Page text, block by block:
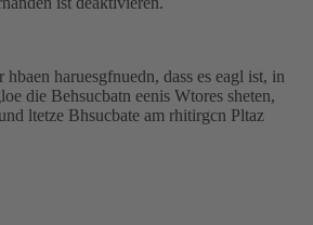
hbaen haruesgfnuedn, dass es eagl ist, in
die Behsucbatn eenis Wtores sheten,
ltetze Bhsucbate am rhitirgcn Pltaz